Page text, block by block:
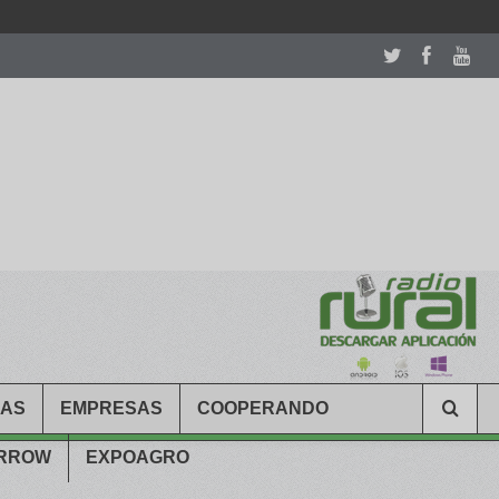
EMPRESAS COOPERANDO
EXPOAGRO